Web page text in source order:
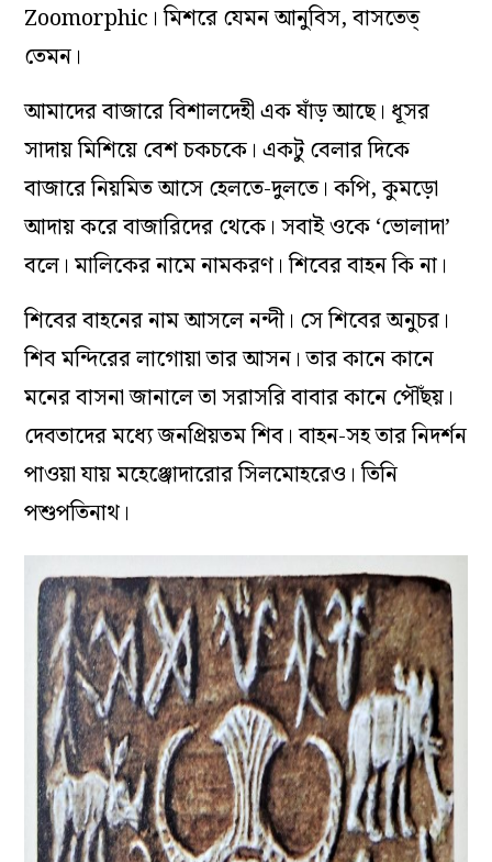
Zoomorphic। মিশরে যেমন আনুবিস, বাসতেত্
তেমন।
আমাদের বাজারে বিশালদেহী এক ষাঁড় আছে। ধূসর
সাদায় মিশিয়ে বেশ চকচকে। একটু বেলার দিকে
বাজারে নিয়মিত আসে হেলতে-দুলতে। কপি, কুমড়ো
আদায় করে বাজারিদের থেকে। সবাই ওকে ‘ভোলাদা’
বলে। মালিকের নামে নামকরণ। শিবের বাহন কি না।
শিবের বাহনের নাম আসলে নন্দী। সে শিবের অনুচর।
শিব মন্দিরের লাগোয়া তার আসন। তার কানে কানে
মনের বাসনা জানালে তা সরাসরি বাবার কানে পৌঁছয়।
দেবতাদের মধ্যে জনপ্রিয়তম শিব। বাহন-সহ তার নিদর্শন
পাওয়া যায় মহেঞ্জোদারোর সিলমোহরেও। তিনি
পশুপতিনাথ।